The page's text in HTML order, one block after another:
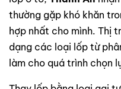
thường gặp khó khăn
hợp nhất cho mình. Thị
dạng các loại lốp từ
làm cho quá trình chọn